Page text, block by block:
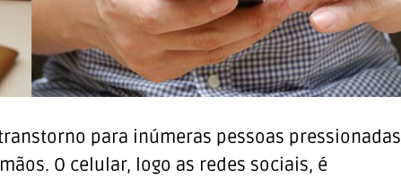
para inúmeras pessoas pressionadas
O celular, logo as redes sociais, é